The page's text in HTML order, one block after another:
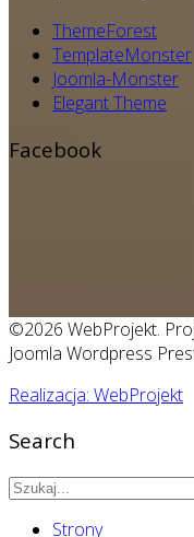
ThemeForest
TemplateMonster
Joomla-Monster
Elegant Theme
Facebook
©2026 WebProjekt.
Joomla Wordpress
Realizacja: WebProjekt
Search
Strony